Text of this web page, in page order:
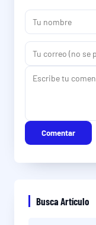
Comentar
Busca Artículo